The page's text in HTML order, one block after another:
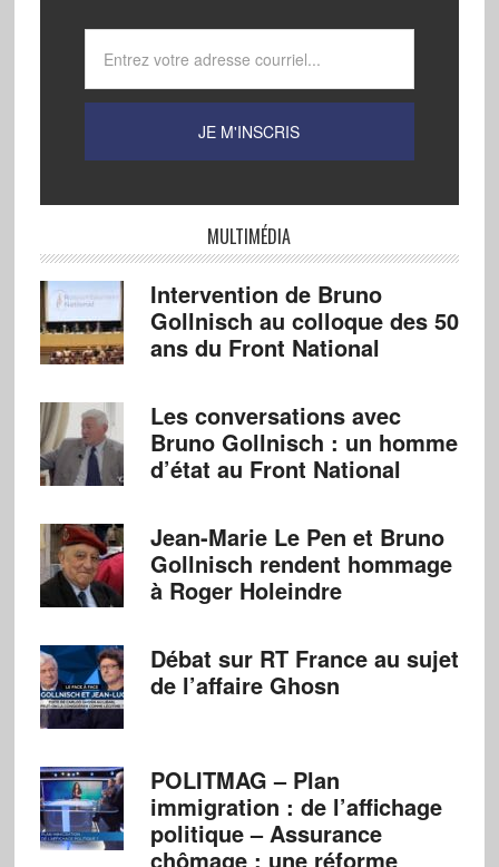
MULTIMÉDIA
Intervention de Bruno
Gollnisch au colloque des 50
ans du Front National
Les conversations avec
Bruno Gollnisch : un homme
d’état au Front National
Jean-Marie Le Pen et Bruno
Gollnisch rendent hommage
à Roger Holeindre
Débat sur RT France au sujet
de l’affaire Ghosn
POLITMAG – Plan
immigration : de l’affichage
politique – Assurance
chômage : une réforme